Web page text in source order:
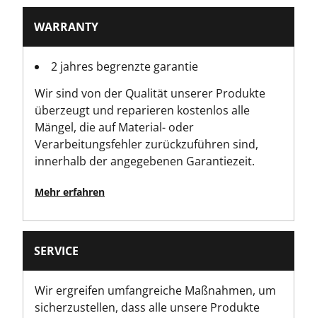
WARRANTY
2 jahres begrenzte garantie
Wir sind von der Qualität unserer Produkte
überzeugt und reparieren kostenlos alle
Mängel, die auf Material- oder
Verarbeitungsfehler zurückzuführen sind,
innerhalb der angegebenen Garantiezeit.
Mehr erfahren
SERVICE
Wir ergreifen umfangreiche Maßnahmen, um
sicherzustellen, dass alle unsere Produkte